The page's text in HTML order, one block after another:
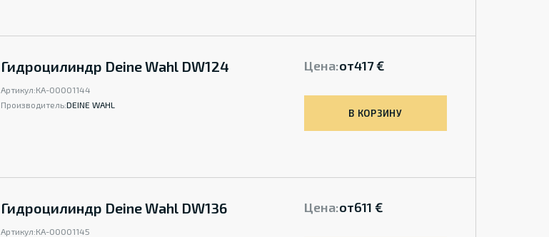
Гидроцилиндр Deine Wahl DW124
Артикул:КА-00001144
Производитель:DEINE WAHL
Цена:от417 €
В КОРЗИНУ
Гидроцилиндр Deine Wahl DW136
Артикул:КА-00001145
Цена:от611 €